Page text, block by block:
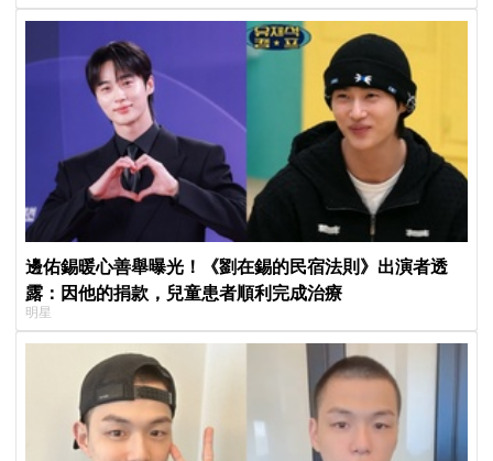
邊佑錫暖心善舉曝光！《劉在錫的民宿法則》出演者透
露：因他的捐款，兒童患者順利完成治療
明星